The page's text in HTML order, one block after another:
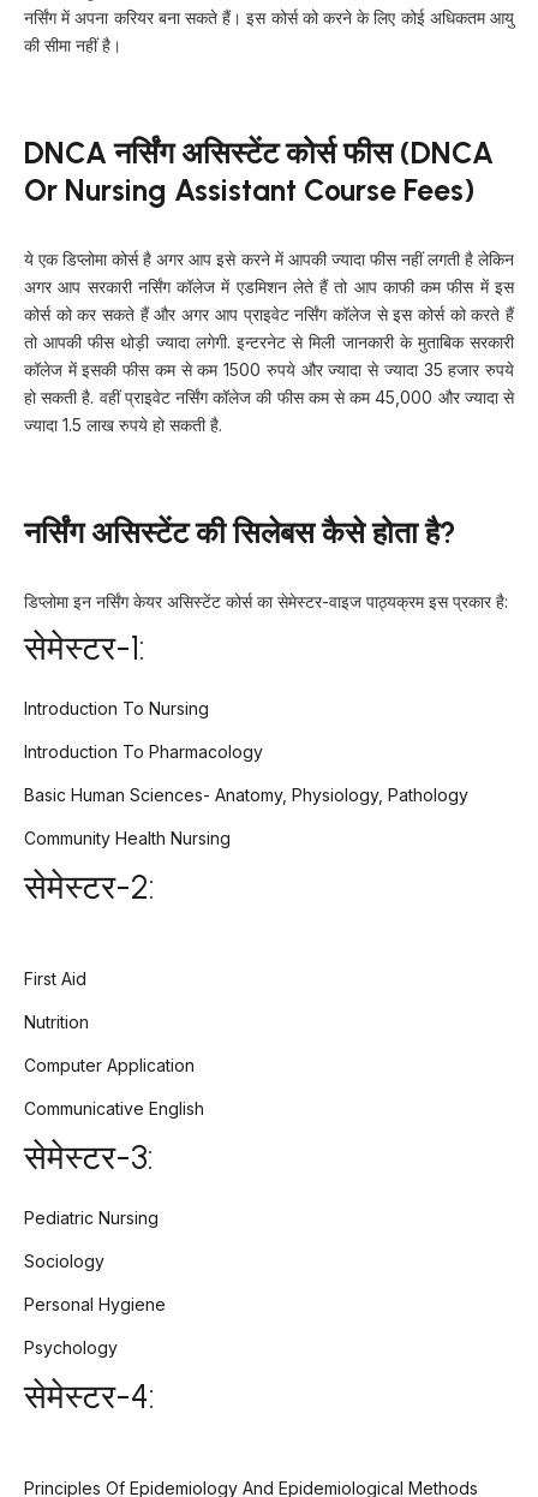
नर्सिंग में अपना करियर बना सकते हैं। इस कोर्स को करने के लिए कोई अधिकतम आयु
की सीमा नहीं है।
DNCA नर्सिंग असिस्टेंट कोर्स फीस (DNCA
Or Nursing Assistant Course Fees)
ये एक डिप्लोमा कोर्स है अगर आप इसे करने में आपकी ज्यादा फीस नहीं लगती है लेकिन
अगर आप सरकारी नर्सिंग कॉलेज में एडमिशन लेते हैं तो आप काफी कम फीस में इस
कोर्स को कर सकते हैं और अगर आप प्राइवेट नर्सिंग कॉलेज से इस कोर्स को करते हैं
तो आपकी फीस थोड़ी ज्यादा लगेगी. इन्टरनेट से मिली जानकारी के मुताबिक सरकारी
कॉलेज में इसकी फीस कम से कम 1500 रुपये और ज्यादा से ज्यादा 35 हजार रुपये
हो सकती है. वहीं प्राइवेट नर्सिंग कॉलेज की फीस कम से कम 45,000 और ज्यादा से
ज्यादा 1.5 लाख रुपये हो सकती है.
नर्सिंग असिस्टेंट की सिलेबस कैसे होता है?
डिप्लोमा इन नर्सिंग केयर असिस्टेंट कोर्स का सेमेस्टर-वाइज पाठ्यक्रम इस प्रकार है:
सेमेस्टर-1:
Introduction To Nursing
Introduction To Pharmacology
Basic Human Sciences- Anatomy, Physiology, Pathology
Community Health Nursing
सेमेस्टर-2:
First Aid
Nutrition
Computer Application
Communicative English
सेमेस्टर-3:
Pediatric Nursing
Sociology
Personal Hygiene
Psychology
सेमेस्टर-4:
Principles Of Epidemiology And Epidemiological Methods